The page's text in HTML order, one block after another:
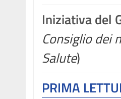
Iniziativa del
Consiglio dei
Salute)
PRIMA